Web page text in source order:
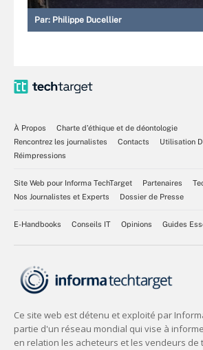
Par: Philippe Ducellier
À Propos
Charte d’éthique et de déontologie
Rencontrez les journalistes
Contacts
Utilisation
Réimpressions
Site Web pour Informa TechTarget Partenaires
Nos Journalistes et Experts
Dossier de Presse
E-Handbooks Conseils IT Opinions Guides